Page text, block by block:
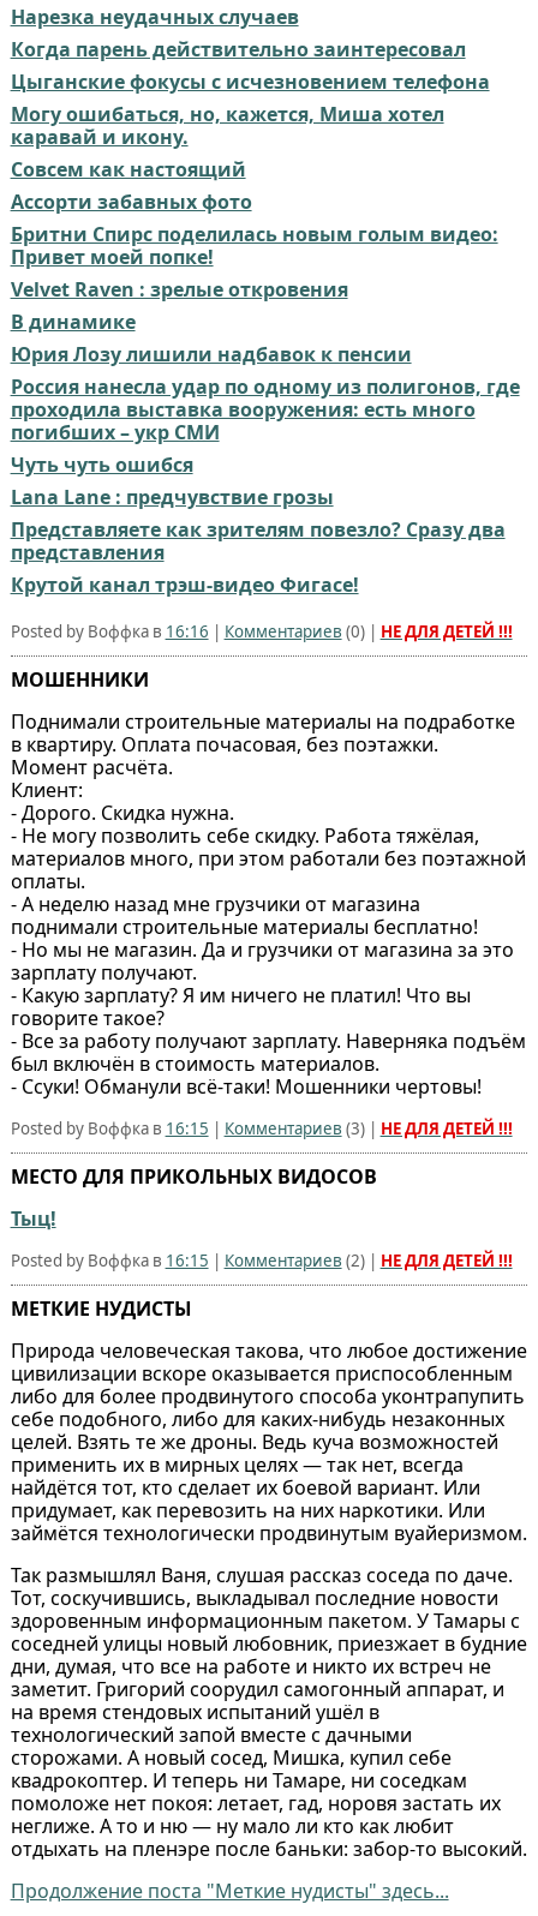
Нарезка неудачных случаев
Когда парень действительно заинтересовал⁠⁠
Цыганские фокусы с исчезновением телефона
Могу ошибаться, но, кажется, Миша хотел
каравай и икону.
Совсем как настоящий⁠⁠
Ассорти забавных фото
Бритни Спирс поделилась новым голым видео:
Привет моей попке!
Velvet Raven : зрелые откровения
В динамике
Юрия Лозу лишили надбавок к пенсии
Россия нанесла удар по одному из полигонов, где
проходила выставка вооружения: есть много
погибших – укр СМИ
Чуть чуть ошибся
Lana Lane : предчувствие грозы
Представляете как зрителям повезло? Сразу два
представления
Крутой канал трэш-видео Фигасе!
Posted by Воффка в 16:16 | Комментариев (0) | НЕ ДЛЯ ДЕТЕЙ !!!
МОШЕННИКИ
Поднимали строительные материалы на подработке
в квартиру. Оплата почасовая, без поэтажки.
Момент расчёта.
Клиент:
- Дорого. Скидка нужна.
- Не могу позволить себе скидку. Работа тяжёлая,
материалов много, при этом работали без поэтажной
оплаты.
- А неделю назад мне грузчики от магазина
поднимали строительные материалы бесплатно!
- Но мы не магазин. Да и грузчики от магазина за это
зарплату получают.
- Какую зарплату? Я им ничего не платил! Что вы
говорите такое?
- Все за работу получают зарплату. Наверняка подъём
был включён в стоимость материалов.
- Ссуки! Обманули всё-таки! Мошенники чертовы!
Posted by Воффка в 16:15 | Комментариев (3) | НЕ ДЛЯ ДЕТЕЙ !!!
МЕСТО ДЛЯ ПРИКОЛЬНЫХ ВИДОСОВ
Тыц!
Posted by Воффка в 16:15 | Комментариев (2) | НЕ ДЛЯ ДЕТЕЙ !!!
МЕТКИЕ НУДИСТЫ
Природа человеческая такова, что любое достижение
цивилизации вскоре оказывается приспособленным
либо для более продвинутого способа уконтрапупить
себе подобного, либо для каких-нибудь незаконных
целей. Взять те же дроны. Ведь куча возможностей
применить их в мирных целях — так нет, всегда
найдётся тот, кто сделает их боевой вариант. Или
придумает, как перевозить на них наркотики. Или
займётся технологически продвинутым вуайеризмом.
Так размышлял Ваня, слушая рассказ соседа по даче.
Тот, соскучившись, выкладывал последние новости
здоровенным информационным пакетом. У Тамары с
соседней улицы новый любовник, приезжает в будние
дни, думая, что все на работе и никто их встреч не
заметит. Григорий соорудил самогонный аппарат, и
на время стендовых испытаний ушёл в
технологический запой вместе с дачными
сторожами. А новый сосед, Мишка, купил себе
квадрокоптер. И теперь ни Тамаре, ни соседкам
помоложе нет покоя: летает, гад, норовя застать их
неглиже. А то и ню — ну мало ли кто как любит
отдыхать на пленэре после баньки: забор-то высокий.
Продолжение поста "Меткие нудисты" здесь...